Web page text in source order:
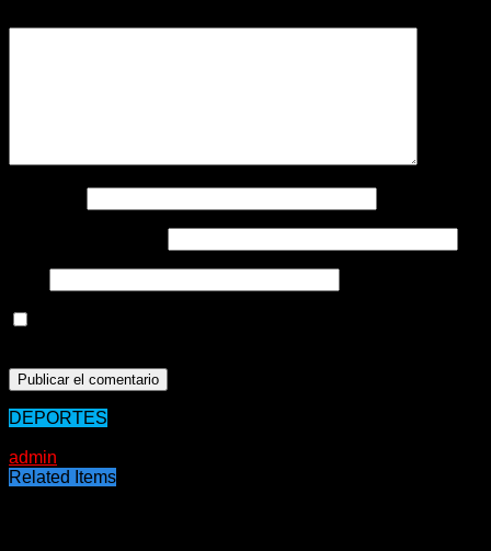
DEPORTES
admin
Related Items